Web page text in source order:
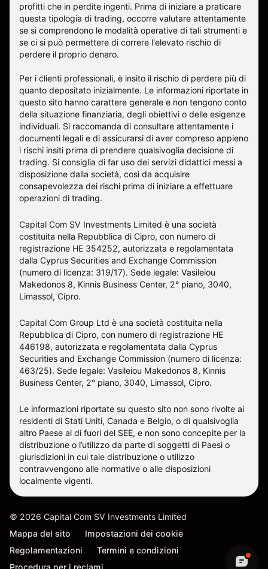
profitti che in perdite ingenti. Prima di iniziare a praticare
questa tipologia di trading, occorre valutare attentamente
se si comprendono le modalità operative di tali strumenti e
se ci si può permettere di correre l'elevato rischio di
perdere il proprio denaro.
Per i clienti professionali, è insito il rischio di perdere più di
quanto depositato inizialmente. Le informazioni riportate in
questo sito hanno carattere generale e non tengono conto
della situazione finanziaria, degli obiettivi o delle esigenze
individuali. Si raccomanda di consultare attentamente i
documenti legali e di assicurarsi di aver compreso appieno
i rischi insiti prima di prendere qualsivoglia decisione di
trading. Si consiglia di far uso dei servizi didattici messi a
disposizione dalla società, così da acquisire
consapevolezza dei rischi prima di iniziare a effettuare
operazioni di trading.
Capital Com SV Investments Limited è una società
costituita nella Repubblica di Cipro, con numero di
registrazione HE 354252, autorizzata e regolamentata
dalla Cyprus Securities and Exchange Commission
(numero di licenza: 319/17). Sede legale: Vasileiou
Makedonos 8, Kinnis Business Center, 2° piano, 3040,
Limassol, Cipro.
Capital Com Group Ltd è una società costituita nella
Repubblica di Cipro, con numero di registrazione ΗΕ
446198, autorizzata e regolamentata dalla Cyprus
Securities and Exchange Commission (numero di licenza:
463/25). Sede legale: Vasileiou Makedonos 8, Kinnis
Business Center, 2° piano, 3040, Limassol, Cipro.
Le informazioni riportate su questo sito non sono rivolte ai
residenti di Stati Uniti, Canada e Belgio, o di qualsivoglia
altro Paese al di fuori del SEE, e non sono concepite per la
distribuzione o l’utilizzo da parte di soggetti di Paesi o
giurisdizioni in cui tale distribuzione o utilizzo
contravvengono alle normative o alle disposizioni
localmente vigenti.
© 2026 Capital Com SV Investments Limited
Mappa del sito
Impostazioni dei cookie
Regolamentazioni
Termini e condizioni
Procedura per i reclami